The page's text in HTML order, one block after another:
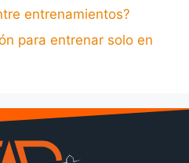
entrenamientos?
para entrenar solo en